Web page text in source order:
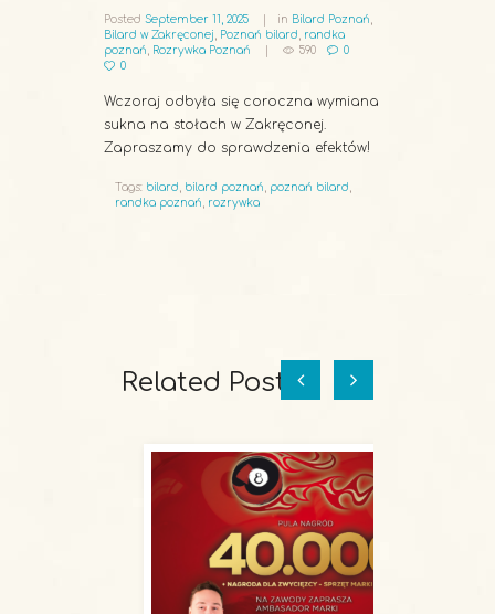
Posted September 11, 2025 in Bilard Poznań
Bilard w Zakręconej
Poznań bilard
randka
poznań
Rozrywka Poznań 590
0
0
Wczoraj odbyła się coroczna wymiana
sukna na stołach w Zakręconej.
Zapraszamy do sprawdzenia efektów!
Tags: bilard bilard poznań poznań bilard
randka poznań
rozrywka
Related Posts